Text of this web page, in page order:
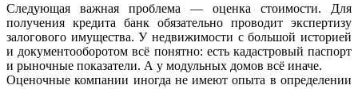
Следующая важная проблема — оценка стоимости. Для
получения кредита банк обязательно проводит экспертизу
залогового имущества. У недвижимости с большой историей
и документооборотом всё понятно: есть кадастровый паспорт
и рыночные показатели. А у модульных домов всё иначе.
Оценочные компании иногда не имеют опыта в определении